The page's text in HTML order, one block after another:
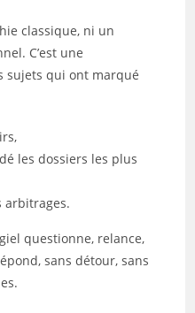
classique, ni un
C’est une
sujets qui ont marqué
les dossiers les plus
arbitrages.
questionne, relance,
sans détour, sans